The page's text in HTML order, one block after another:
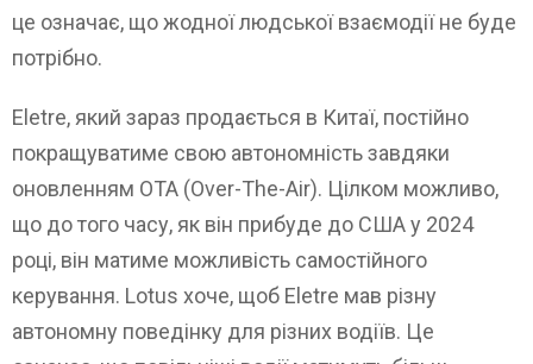
це означає, що жодної людської взаємодії не буде
потрібно.
Eletre, який зараз продається в Китаї, постійно
покращуватиме свою автономність завдяки
оновленням OTA (Over-The-Air). Цілком можливо,
що до того часу, як він прибуде до США у 2024
році, він матиме можливість самостійного
керування. Lotus хоче, щоб Eletre мав різну
автономну поведінку для різних водіїв. Це